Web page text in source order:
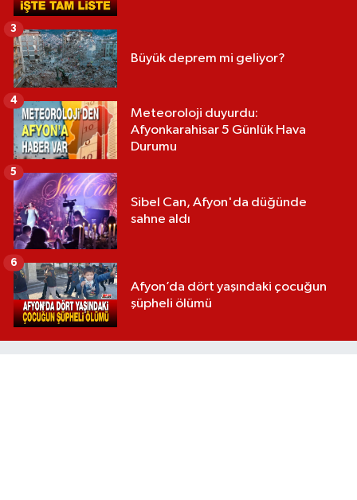
Büyük deprem mi geliyor?
3
Meteoroloji duyurdu:
Afyonkarahisar 5 Günlük Hava
Durumu
4
Sibel Can, Afyon'da düğünde
sahne aldı
5
Afyon’da dört yaşındaki çocuğun
şüpheli ölümü
6